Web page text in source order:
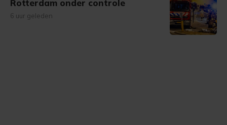
Rotterdam onder controle
6 uur geleden